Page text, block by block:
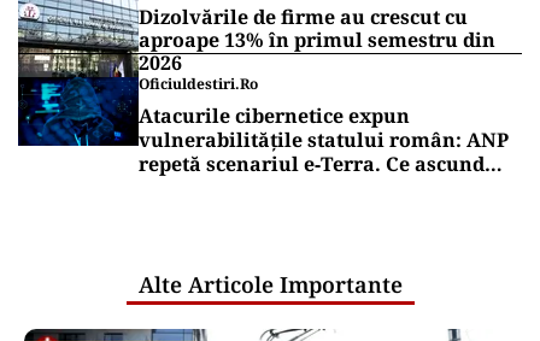
Dizolvările de firme au crescut cu
aproape 13% în primul semestru din
2026
Oficiuldestiri.ro
Atacurile cibernetice expun
vulnerabilitățile statului român: ANP
repetă scenariul e‑Terra. Ce ascund
Alte Articole Importante